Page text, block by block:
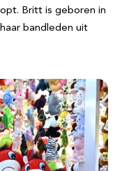
Britt is geboren in
bandleden uit